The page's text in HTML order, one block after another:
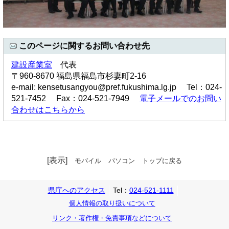
このページに関するお問い合わせ先
建設産業室 代表
〒960-8670 福島県福島市杉妻町2-16
e-mail: kensetusangyou@pref.fukushima.lg.jp Tel：024-
521-7452 Fax：024-521-7949 電子メールでのお問い
合わせはこちらから
[表示] モバイル パソコン トップに戻る
県庁へのアクセス Tel： 024-521-1111
個人情報の取り扱いについて
リンク・著作権・免責事項などについて